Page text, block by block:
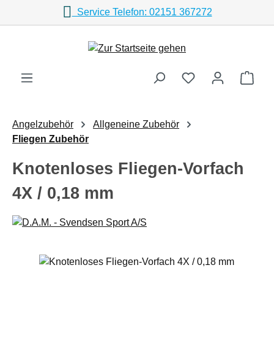
Zum Hauptinhalt springenService Telefon: 02151 367272
Angelzubehör
Allgeneine Zubehör
Fliegen Zubehör
Knotenloses Fliegen-Vorfach
4X / 0,18 mm
Bildergalerie überspringen